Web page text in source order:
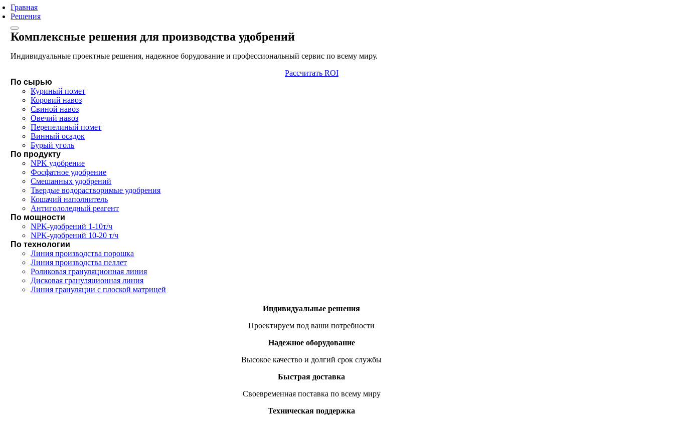
Гравная
Решения
Комплексные решения для производства удобрений
Индивидуальные проектные решения, надежное борудование и профессиональный сервис по всему миру.
Рассчитать ROI
По сырью
Куриный помет
Коровий навоз
Свиной навоз
Овечий навоз
Перепелиный помет
Винный осадок
Бурый уголь
По продукту
NPK удобрение
Фосфатное удобрение
Смешанных удобрений
Твердые водорастворимые удобрения
Кошачий наполнитель
Антигололедный реагент
По мощности
NPK-удобрений 1-10т/ч
NPK-удобрений 10-20 т/ч
По технологии
Линия производства порошка
Линия производства пеллет
Роликовая грануляционная линия
Дисковая грануляционная линия
Линия грануляции с плоской матрицей
Индивидуальные решения
Проектируем под ваши потребности
Надежное оборудование
Высокое качество и долгий срок службы
Быстрая доставка
Своевременная поставка по всему миру
Техническая поддержка